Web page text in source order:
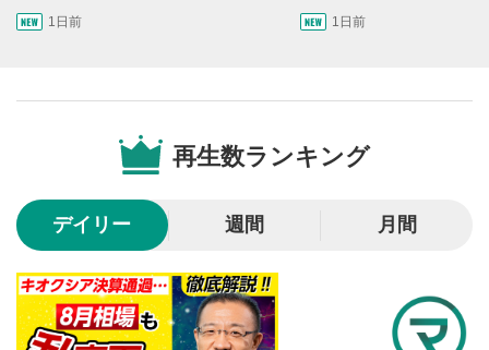
クリックするとYouTubeの「後で見る」の再生リスト
に追加されます。
SNSやメールなどで動画を共有・シェアすることがで
ー内にあります。
シークバー
再生位置を示しています。再生したい位置をクリック
するとその位置から動画が再生されます。
6 再生ボタン
1日前 1日前
再生数ランキング
デイリー 週間 月間